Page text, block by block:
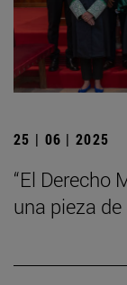
25 | 06 | 2025
“El Derecho
una pieza de